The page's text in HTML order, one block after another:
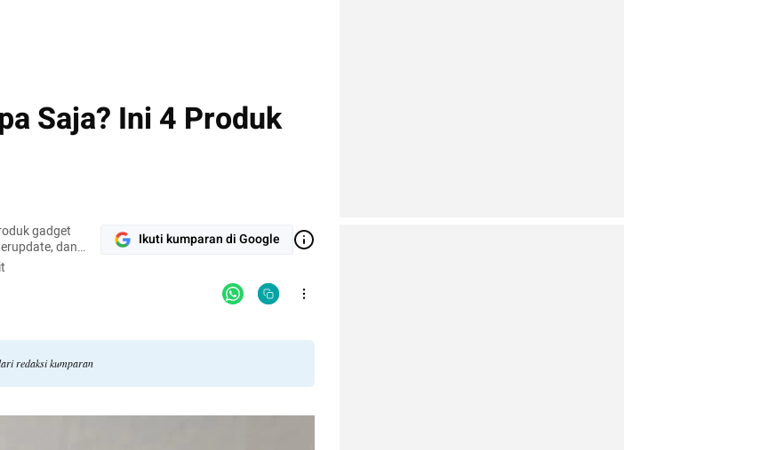
Saja? Ini 4 Produk
gadget
dan
Ikuti kumparan di Google
redaksi kumparan